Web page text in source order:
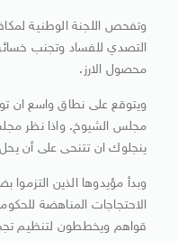
وتفحص اللجنة الوطنية
التصدي للفساد وتجنب
محصول الارز.
ويتوقع على نطاق واسع ان
مجلس الشيوخ. واذا نظر
ينجلوك ان تتنحى على أن يحل
وبدأ مؤيدوها الذين
الاحتجاجات المناهضة
قواهم ويخططون لتنظيم